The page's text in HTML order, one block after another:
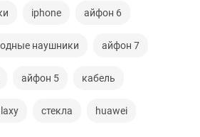
iphone айфон 6
наушники айфон 7
айфон 5 кабель
стекла huawei